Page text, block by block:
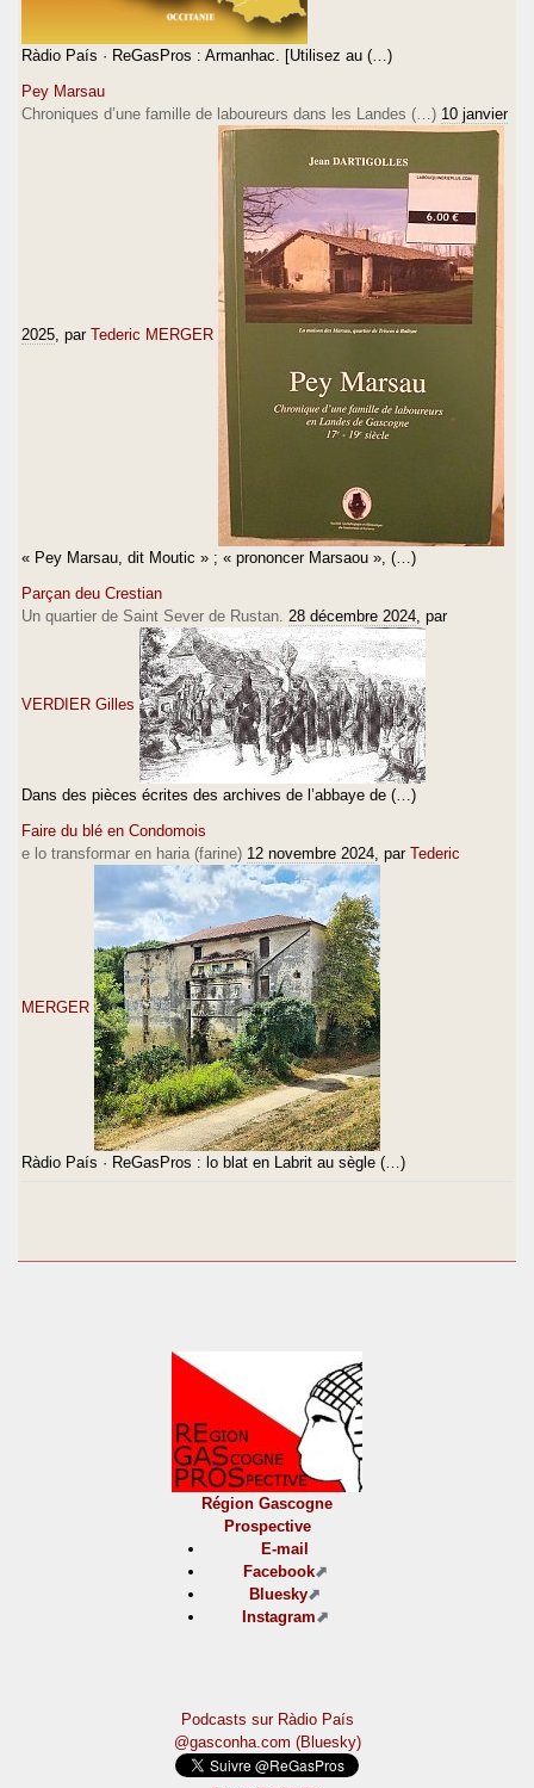
Ràdio País · ReGasPros : Armanhac. [Utilisez au (…)
Pey Marsau
Chroniques d’une famille de laboureurs dans les Landes (…) 10 janvier
2025 , par Tederic MERGER
« Pey Marsau, dit Moutic » ; « prononcer Marsaou », (…)
Parçan deu Crestian
Un quartier de Saint Sever de Rustan. 28 décembre 2024 , par
VERDIER Gilles
Dans des pièces écrites des archives de l’abbaye de (…)
Faire du blé en Condomois
e lo transformar en haria (farine) 12 novembre 2024 , par Tederic
MERGER
Ràdio País · ReGasPros : lo blat en Labrit au sègle (…)
Région Gascogne
Prospective
E-mail
Facebook
Bluesky
Instagram
Podcasts sur Ràdio País
@gasconha.com (Bluesky)